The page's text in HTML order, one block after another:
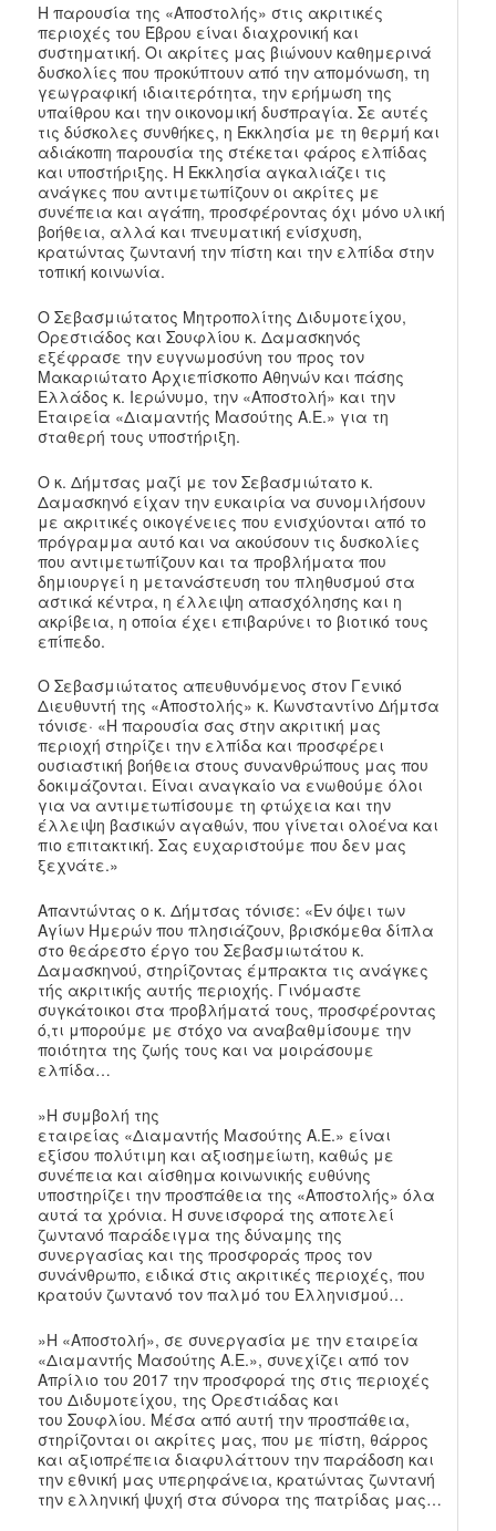
Η παρουσία της «Αποστολής» στις ακριτικές
περιοχές του Έβρου είναι διαχρονική και
συστηματική. Οι ακρίτες μας βιώνουν καθημερινά
δυσκολίες που προκύπτουν από την απομόνωση, τη
γεωγραφική ιδιαιτερότητα, την ερήμωση της
υπαίθρου και την οικονομική δυσπραγία. Σε αυτές
τις δύσκολες συνθήκες, η Εκκλησία με τη θερμή και
αδιάκοπη παρουσία της στέκεται φάρος ελπίδας
και υποστήριξης. Η Εκκλησία αγκαλιάζει τις
ανάγκες που αντιμετωπίζουν οι ακρίτες με
συνέπεια και αγάπη, προσφέροντας όχι μόνο υλική
βοήθεια, αλλά και πνευματική ενίσχυση,
κρατώντας ζωντανή την πίστη και την ελπίδα στην
τοπική κοινωνία.
Ο Σεβασμιώτατος Μητροπολίτης Διδυμοτείχου,
Ορεστιάδος και Σουφλίου κ. Δαμασκηνός
εξέφρασε την ευγνωμοσύνη του προς τον
Μακαριώτατο Αρχιεπίσκοπο Αθηνών και πάσης
Ελλάδος κ. Ιερώνυμο, την «Αποστολή» και την
Εταιρεία «Διαμαντής Μασούτης Α.Ε.» για τη
σταθερή τους υποστήριξη.
Ο κ. Δήμτσας μαζί με τον Σεβασμιώτατο κ.
Δαμασκηνό είχαν την ευκαιρία να συνομιλήσουν
με ακριτικές οικογένειες που ενισχύονται από το
πρόγραμμα αυτό και να ακούσουν τις δυσκολίες
που αντιμετωπίζουν και τα προβλήματα που
δημιουργεί η μετανάστευση του πληθυσμού στα
αστικά κέντρα, η έλλειψη απασχόλησης και η
ακρίβεια, η οποία έχει επιβαρύνει το βιοτικό τους
επίπεδο.
Ο Σεβασμιώτατος απευθυνόμενος στον Γενικό
Διευθυντή της «Αποστολής» κ. Κωνσταντίνο Δήμτσα
τόνισε· «Η παρουσία σας στην ακριτική μας
περιοχή στηρίζει την ελπίδα και προσφέρει
ουσιαστική βοήθεια στους συνανθρώπους μας που
δοκιμάζονται. Είναι αναγκαίο να ενωθούμε όλοι
για να αντιμετωπίσουμε τη φτώχεια και την
έλλειψη βασικών αγαθών, που γίνεται ολοένα και
πιο επιτακτική. Σας ευχαριστούμε που δεν μας
ξεχνάτε.»
Απαντώντας ο κ. Δήμτσας τόνισε: «Εν όψει των
Αγίων Ημερών που πλησιάζουν, βρισκόμεθα δίπλα
στο θεάρεστο έργο του Σεβασμιωτάτου κ.
Δαμασκηνού, στηρίζοντας έμπρακτα τις ανάγκες
τής ακριτικής αυτής περιοχής. Γινόμαστε
συγκάτοικοι στα προβλήματά τους, προσφέροντας
ό,τι μπορούμε με στόχο να αναβαθμίσουμε την
ποιότητα της ζωής τους και να μοιράσουμε
ελπίδα…
»Η συμβολή της
εταιρείας «Διαμαντής Μασούτης Α.Ε.» είναι
εξίσου πολύτιμη και αξιοσημείωτη, καθώς με
συνέπεια και αίσθημα κοινωνικής ευθύνης
υποστηρίζει την προσπάθεια της «Αποστολής» όλα
αυτά τα χρόνια. Η συνεισφορά της αποτελεί
ζωντανό παράδειγμα της δύναμης της
συνεργασίας και της προσφοράς προς τον
συνάνθρωπο, ειδικά στις ακριτικές περιοχές, που
κρατούν ζωντανό τον παλμό του Ελληνισμού…
»Η «Αποστολή», σε συνεργασία με την εταιρεία
«Διαμαντής Μασούτης Α.Ε.», συνεχίζει από τον
Απρίλιο του 2017 την προσφορά της στις περιοχές
του Διδυμοτείχου, της Ορεστιάδας και
του Σουφλίου. Μέσα από αυτή την προσπάθεια,
στηρίζονται οι ακρίτες μας, που με πίστη, θάρρος
και αξιοπρέπεια διαφυλάττουν την παράδοση και
την εθνική μας υπερηφάνεια, κρατώντας ζωντανή
την ελληνική ψυχή στα σύνορα της πατρίδας μας…